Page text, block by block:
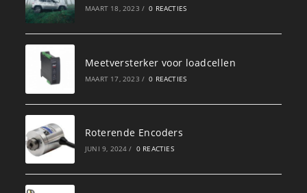
MAART 18, 2023 / 0 REACTIES
Meetversterker voor loadcellen
MAART 17, 2023 / 0 REACTIES
Roterende Encoders
JUNI 9, 2024 / 0 REACTIES